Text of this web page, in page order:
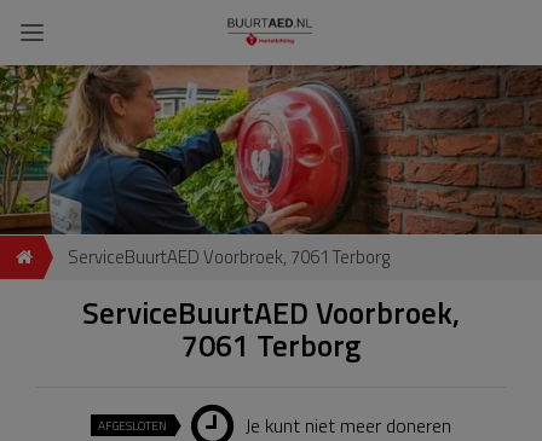
ServiceBuurtAED Voorbroek, 7061 Terborg
ServiceBuurtAED Voorbroek,
7061 Terborg
AFGESLOTEN Je kunt niet meer doneren